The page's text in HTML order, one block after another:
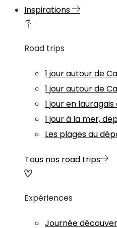
Inspirations
Road trips
1 jour autour de
1 jour autour de
1 jour en
1 jour à la mer,
Les plages au
Tous nos road trips
Expériences
Journée